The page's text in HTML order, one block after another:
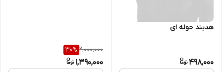
هدبند حوله ای
498,000
2,000,000
30%
1,390,000